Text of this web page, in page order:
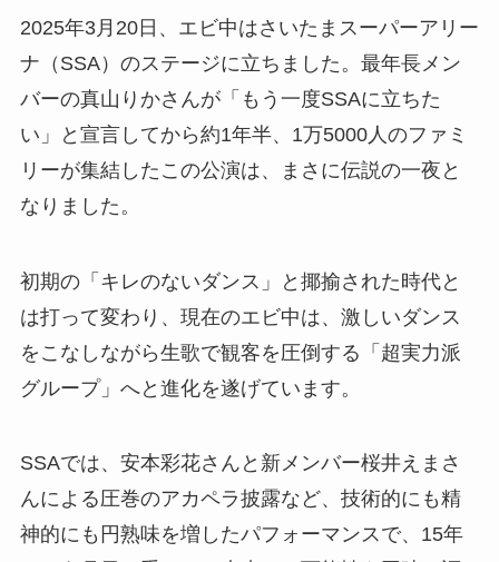
2025年3月20日、エビ中はさいたまスーパーアリー
ナ（SSA）のステージに立ちました。最年長メン
バーの真山りかさんが「もう一度SSAに立ちた
い」と宣言してから約1年半、1万5000人のファミ
リーが集結したこの公演は、まさに伝説の一夜と
なりました。
初期の「キレのないダンス」と揶揄された時代と
は打って変わり、現在のエビ中は、激しいダンス
をこなしながら生歌で観客を圧倒する「超実力派
グループ」へと進化を遂げています。
SSAでは、安本彩花さんと新メンバー桜井えまさ
んによる圧巻のアカペラ披露など、技術的にも精
神的にも円熟味を増したパフォーマンスで、15年